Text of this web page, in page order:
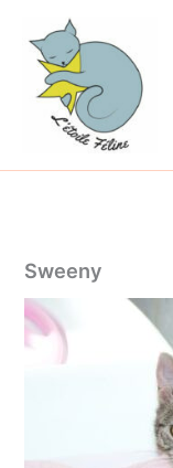
contenu
Sweeny